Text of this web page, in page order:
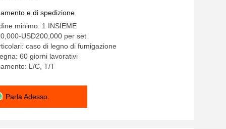
e di spedizione
minimo: 1 INSIEME
USD200,000 per set
caso di legno di fumigazione
60 giorni lavorativi
L/C, T/T
Parla Adesso.